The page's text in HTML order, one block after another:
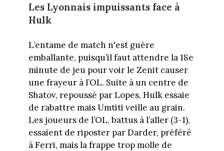
Les Lyonnais impuissants face à
Hulk
L’entame de match n'est guère
emballante, puisqu’il faut attendre la 18e
minute de jeu pour voir le Zenit causer
une frayeur à l’OL. Suite à un centre de
Shatov, repoussé par Lopes, Hulk essaie
de rabattre mais Umtiti veille au grain.
Les joueurs de l’OL, battus à l’aller (3-1),
essaient de riposter par Darder, préféré
à Ferri, mais la frappe trop molle de